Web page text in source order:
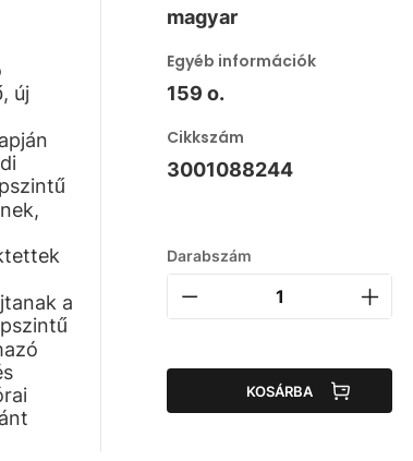
új
a
magyar
Egyéb információk
159 o.
Cikkszám
3001088244
Darabszám
KOSÁRBA